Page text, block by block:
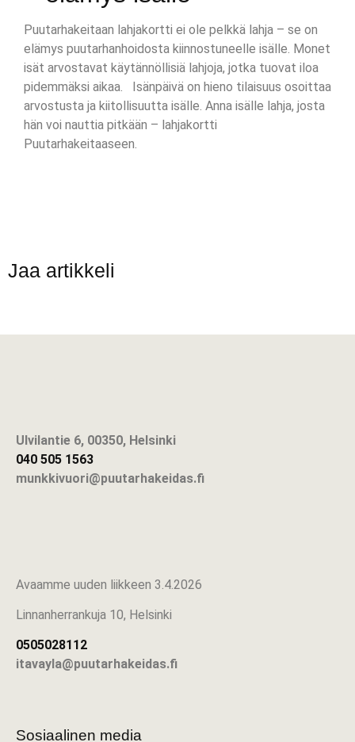
Puutarhakeitaan lahjakortti ei ole pelkkä lahja – se on
elämys puutarhanhoidosta kiinnostuneelle isälle. Monet
isät arvostavat käytännöllisiä lahjoja, jotka tuovat iloa
pidemmäksi aikaa. Isänpäivä on hieno tilaisuus osoittaa
arvostusta ja kiitollisuutta isälle. Anna isälle lahja, josta
hän voi nauttia pitkään – lahjakortti
Puutarhakeitaaseen.
Jaa artikkeli
Ulvilantie 6, 00350, Helsinki
040 505 1563
munkkivuori@puutarhakeidas.fi
Avaamme uuden liikkeen 3.4.2026
Linnanherrankuja 10, Helsinki
0505028112
itavayla@puutarhakeidas.fi
Sosiaalinen media